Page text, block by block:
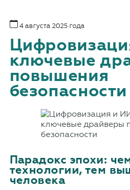
4 августа 2025 года
ключевые
повышения
безопасности
Парадокс эпохи:
технологии, тем
человека